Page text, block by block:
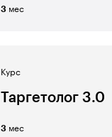
3 мес
Курс
Таргетолог 3.0
3 мес